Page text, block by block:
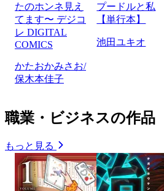
たのホンネ見え
てます〜 デジコ
レ DIGITAL
COMICS
かたおかみさお/
保木本佳子
プードルと私
【単行本】
池田ユキオ
職業・ビジネスの作品
もっと見る